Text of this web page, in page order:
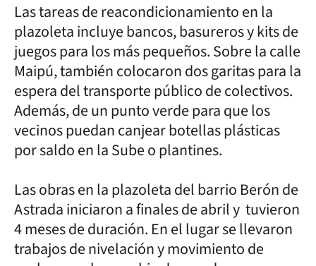
Las tareas de reacondicionamiento en la
plazoleta incluye bancos, basureros y kits de
juegos para los más pequeños. Sobre la calle
Maipú, también colocaron dos garitas para la
espera del transporte público de colectivos.
Además, de un punto verde para que los
vecinos puedan canjear botellas plásticas
por saldo en la Sube o plantines.
Las obras en la plazoleta del barrio Berón de
Astrada iniciaron a finales de abril y tuvieron
4 meses de duración. En el lugar se llevaron
trabajos de nivelación y movimiento de